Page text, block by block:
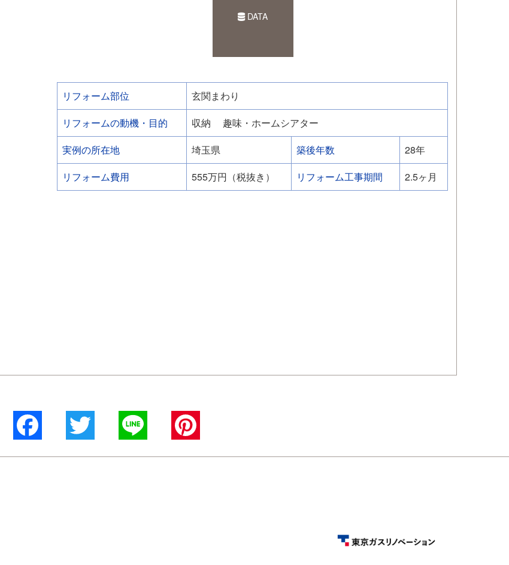
DATA
リフォーム部位
玄関まわり
リフォームの動機・目的
収納
趣味・ホームシアター
実例の所在地
埼玉県 築後年数
28年
リフォーム費用
555万円（税抜き） リフォーム工事期間 2.5ヶ月
Facebook